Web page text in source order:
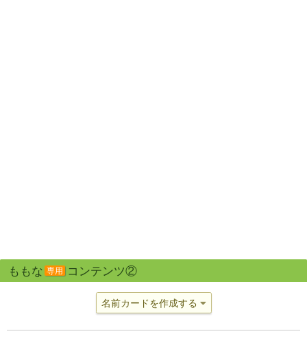
ももな 専用 コンテンツ②
名前カードを作成する